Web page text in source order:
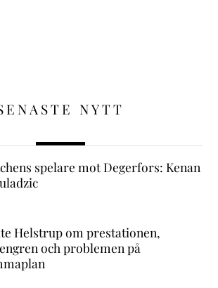
NYTT
spelare mot Degerfors: Kenan
Helstrup om prestationen,
och problemen på